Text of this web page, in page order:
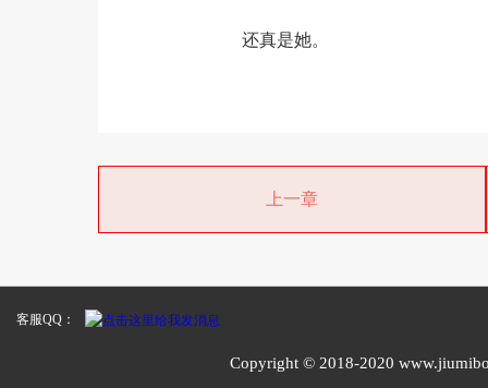
还真是她。
上一章
客服QQ：
Copyright © 2018-2020